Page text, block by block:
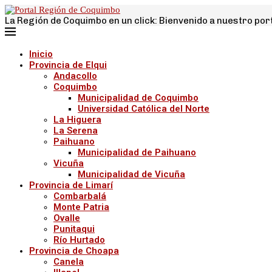
La Región de Coquimbo en un click: Bienvenido a nuestro
Inicio
Provincia de Elqui
Andacollo
Coquimbo
Municipalidad de Coquimbo
Universidad Católica del Norte
La Higuera
La Serena
Paihuano
Municipalidad de Paihuano
Vicuña
Municipalidad de Vicuña
Provincia de Limarí
Combarbalá
Monte Patria
Ovalle
Punitaqui
Río Hurtado
Provincia de Choapa
Canela